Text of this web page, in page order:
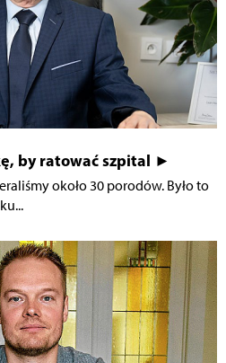
by ratować szpital ►
około 30 porodów. Było to